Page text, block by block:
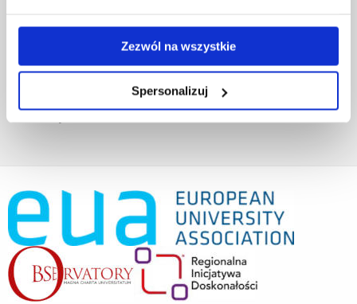
Zezwól na wszystkie
Spersonalizuj
Domy studenta
Deklaracja dostępności cyfrowej